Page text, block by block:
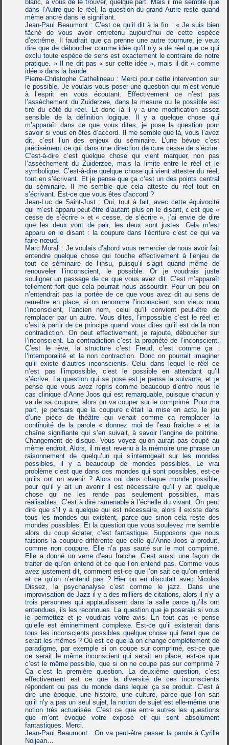
blanc, à vous de le trouver, quelque part. Mais il me semble que
dans l’Autre que le réel, la question du grand Autre reste quand
même ancré dans le signifiant.
Jean-Paul Beaumont : C’est ce qu’il dit à la fin : « Je suis bien
fâché de vous avoir entretenu aujourd’hui de cette espèce
d’extrême. Il faudrait que ça prenne une autre tournure, je veux
dire que de déboucher comme idée qu’il n’y a de réel que ce qui
exclu toute espèce de sens est exactement le contraire de notre
pratique. » Il ne dit pas « sur cette idée », mais il dit « comme
idée » dans la bande.
Pierre-Christophe Cathelineau : Merci pour cette intervention sur
le possible. Je voulais vous poser une question qui m’est venue
à l’esprit en vous écoutant. Effectivement ce n’est pas
l’assèchement du Zuiderzee, dans la mesure ou le possible est
tiré du côté du réel. Et donc là il y a une modification assez
sensible de la définition logique. Il y a quelque chose qui
m’apparaît dans ce que vous dites, je pose la question pour
savoir si vous en êtes d’accord. Il me semble que là, vous l’avez
dit, c’est l’un des enjeux du séminaire. L’une bévue c’est
précisément ce qui dans une direction de cure cesse de s’écrire.
C’est-à-dire c’est quelque chose qui vient marquer, non pas
l’assèchement du Zuiderzee, mais la limite entre le réel et le
symbolique. C’est-à-dire quelque chose qui vient attester du réel,
tout en s’écrivant. Et je pense que ça c’est un des points central
du séminaire. Il me semble que cela atteste du réel tout en
s’écrivant. Est-ce que vous êtes d’accord ?
Jean-Luc de Saint-Just : Oui, tout à fait, avec cette équivocité
qui m’est apparu peut-être d’autant plus en le disant, c’est que «
cesse de s’écrire » et « cesse, de s’écrire », j’ai envie de dire
que les deux vont de pair, les deux sont justes. Cela m’est
apparu en le disant : la coupure dans l’écriture c’est ce qui va
faire nœud.
Marc Morali : Je voulais d’abord vous remercier de nous avoir fait
entendre quelque chose qui touche effectivement à l’enjeu de
tout ce séminaire de l’insu, puisqu’il s’agit quand même de
renouveler l’inconscient, le possible. Or je voudrais juste
souligner un passage de ce que vous avez dit. C’est m’apparaît
tellement fort que cela pourrait nous assourdir. Pour un peu on
n’entendrait pas la portée de ce que vous avez dit au sens de
remettre en place, si on renomme l’inconscient, son vieux nom
l’inconscient, l’ancien nom, celui qu’il convient peut-être de
remplacer par un autre. Vous dites, l’impossible c’est le réel et
c’est à partir de ce principe quand vous dites qu’il est de la non
contradiction. On peut effectivement, je rajoute, déboucher sur
l’inconscient. La contradiction c’est la propriété de l’inconscient.
C’est le rêve, la structure c’est Freud, c’est comme ça :
l’intemporalité et la non contraction. Donc on pourrait imaginer
qu’il existe d’autres inconscients. Celui dans lequel le réel ce
n’est pas l’impossible, c’est le possible en attendant qu’il
s’écrive. La question qui se pose est je pense la suivante, et je
pense que vous avez repris comme beaucoup d’entre nous le
cas clinique d’Anne Joos qui est remarquable, puisque chacun y
va de sa coupure, alors on va couper sur le comprimé. Pour ma
part, je pensais que la coupure c’était la mise en acte, le jeu
d’une pièce de théâtre qui venait comme ça remplacer la
continuité de la parole « donnez moi de l’eau fraiche » et la
chaîne signifiante qui s’en suivait, à savoir l’angine de poitrine.
Changement de disque. Vous voyez qu’on aurait pas coupé au
même endroit. Alors, il m’est revenu à la mémoire une phrase un
raisonnement de quelqu’un qui s’interrogeait sur les mondes
possibles, il y a beaucoup de mondes possibles. Le vrai
problème c’est que dans ces mondes qui sont possibles, est-ce
qu’ils ont un avenir ? Alors oui dans chaque monde possible,
pour qu’il y ait un avenir il est nécessaire qu’il y ait quelque
chose qui ne les rende pas seulement possibles, mais
réalisables. C’est à dire ramenable à l’échelle du vivant. On peut
dire que s’il y a quelque qui est nécessaire, alors il existe dans
tous les mondes qui existent, parce que sinon cela reste des
mondes possibles. Et la question que vous soulevez me semble
alors du coup éclater, c’est fantastique. Supposons que nous
faisions la coupure différente que celle qu’Anne Joos a produit,
comme non coupure. Elle n’a pas sauté sur le mot comprimé.
Elle a donné un verre d’eau fraiche. C’est aussi une façon de
traiter de qu’on entend et ce que l’on entend pas. Comme vous
avez justement dit, comment est-ce que l’on sait ce qu’on entend
et ce qu’on n’entend pas ? Hier on en discutait avec Nicolas
Dissez, la psychanalyse c’est comme le jazz. Dans une
improvisation de Jazz il y a des milliers de citations, alors il n’y a
trois personnes qui applaudissent dans la salle parce qu’ils ont
entendues, ils les reconnues. La question que je poserais si vous
le permettez et je voudrais votre avis. En tout cas je pense
qu’elle est éminemment complexe. Est-ce qu’il existerait dans
tous les inconscients possibles quelque chose qui ferait que ce
serait les mêmes ? Où est ce que là on change complètement de
paradigme, par exemple si on coupe sur comprimé, est-ce que
ce serait le même inconscient qui serait en place, est-ce que
c’est le même possible, que si on ne coupe pas sur comprimé ?
Ca c’est la première question. La deuxième question, c’est
effectivement est ce que la diversité de ces inconscients
répondent ou pas du monde dans lequel ça se produit. C’est à
dire une époque, une histoire, une culture, parce que l’on sait
qu’il n’y a pas un seul sujet, la notion de sujet est elle-même une
notion très actualisée. C’est ce que entre autres les questions
que m’ont évoqué votre exposé et qui sont absolument
fantastiques. Merci.
Jean-Paul Beaumont : On va peut-être passer la parole à Cyrille
Noijean…